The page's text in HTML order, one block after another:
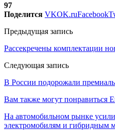
97
Поделится VKOK.ruFacebook
Предыдущая запись
Рассекречены комплектации
Следующая запись
В России подорожали
Вам также могут понравиться
На автомобильном рынке
электромобилям и гибридным